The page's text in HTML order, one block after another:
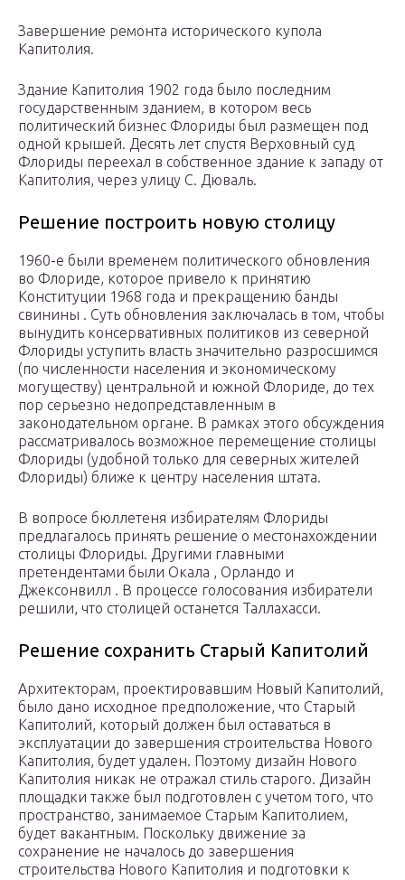
Завершение ремонта исторического купола
Капитолия.
Здание Капитолия 1902 года было последним
государственным зданием, в котором весь
политический бизнес Флориды был размещен под
одной крышей. Десять лет спустя Верховный суд
Флориды переехал в собственное здание к западу от
Капитолия, через улицу С. Дюваль.
Решение построить новую столицу
1960-е были временем политического обновления
во Флориде, которое привело к принятию
Конституции 1968 года и прекращению банды
свинины . Суть обновления заключалась в том, чтобы
вынудить консервативных политиков из северной
Флориды уступить власть значительно разросшимся
(по численности населения и экономическому
могуществу) центральной и южной Флориде, до тех
пор серьезно недопредставленным в
законодательном органе. В рамках этого обсуждения
рассматривалось возможное перемещение столицы
Флориды (удобной только для северных жителей
Флориды) ближе к центру населения штата.
В вопросе бюллетеня избирателям Флориды
предлагалось принять решение о местонахождении
столицы Флориды. Другими главными
претендентами были Окала , Орландо и
Джексонвилл . В процессе голосования избиратели
решили, что столицей останется Таллахасси.
Решение сохранить Старый Капитолий
Архитекторам, проектировавшим Новый Капитолий,
было дано исходное предположение, что Старый
Капитолий, который должен был оставаться в
эксплуатации до завершения строительства Нового
Капитолия, будет удален. Поэтому дизайн Нового
Капитолия никак не отражал стиль старого. Дизайн
площадки также был подготовлен с учетом того, что
пространство, занимаемое Старым Капитолием,
будет вакантным. Поскольку движение за
сохранение не началось до завершения
строительства Нового Капитолия и подготовки к